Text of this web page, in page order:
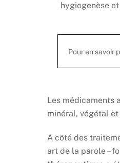
hygiogenèse
Pour en savoir
Les médicaments
minéral, végétal
A côté des
art de la parole –